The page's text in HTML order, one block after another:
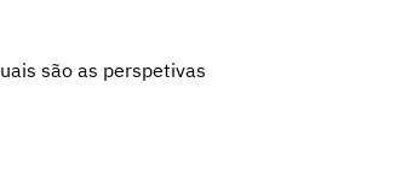
são as perspetivas